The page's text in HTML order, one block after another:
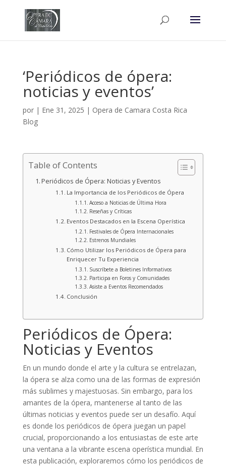
‘Periódicos de ópera:
noticias y eventos’
por | Ene 31, 2025 | Opera de Camara Costa Rica
Blog
Table of Contents
Periódicos de Ópera: Noticias y Eventos
La Importancia de los Periódicos de Ópera
Acceso a Noticias de Última Hora
Reseñas y Críticas
Eventos Destacados en la Escena Operística
Festivales de Ópera Internacionales
Estrenos Mundiales
Cómo Utilizar los Periódicos de Ópera para
Enriquecer Tu Experiencia
Suscríbete a Boletines Informativos
Participa en Foros y Comunidades
Asiste a Eventos Recomendados
Conclusión
Periódicos de Ópera:
Noticias y Eventos
En un mundo donde el arte y la cultura se entrelazan,
la ópera se alza como una de las formas de expresión
más sublimes y majestuosas. Sin embargo, para los
amantes de la ópera, mantenerse al tanto de las
últimas noticias y eventos puede ser un desafío. Aquí
es donde los periódicos de ópera juegan un papel
crucial, proporcionando a los entusiastas de este arte
una ventana a la vibrante escena operística mundial. En
esta publicación, exploraremos cómo los periódicos de